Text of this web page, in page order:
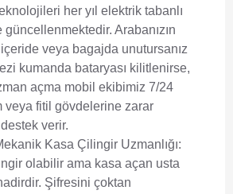
her yıl elektrik tabanlı
Arabanızın
içeride veya bagajda unutursanız
kumanda bataryası kilitlenirse,
açma mobil ekibimiz 7/24
veya fitil gövdelerine zarar
verir.
Kasa Çilingir Uzmanlığı:
olabilir ama kasa açan usta
Şifresini çoktan